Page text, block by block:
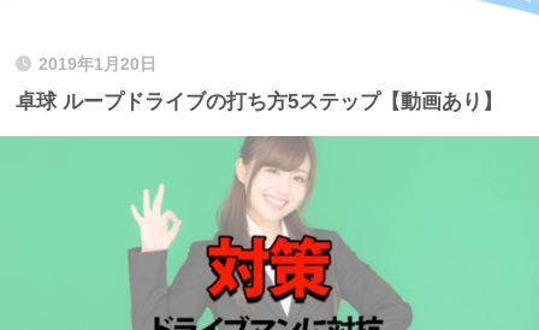
2019年1月20日
卓球 ループドライブの打ち方5ステップ【動画あり】